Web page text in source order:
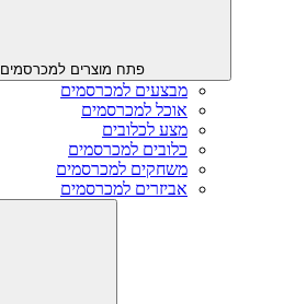
פתח מוצרים למכרסמים
מבצעים למכרסמים
אוכל למכרסמים
מצע לכלובים
כלובים למכרסמים
משחקים למכרסמים
אביזרים למכרסמים